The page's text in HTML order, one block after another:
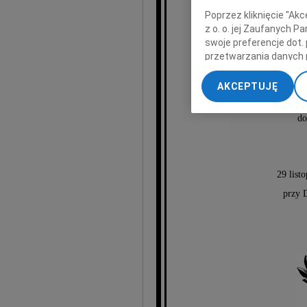
29
przy
Poprzez kliknięcie
z o. o. jej Zaufanych
swoje preferencje dot.
przetwarzania danych
„Ustawienia
My, nasi Zaufani
dokładnych danych
Przechowywanie
AKCEPTUJĘ